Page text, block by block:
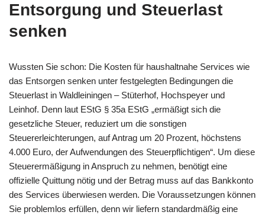
Entsorgung und Steuerlast
senken
Wussten Sie schon: Die Kosten für haushaltnahe Services wie
das Entsorgen senken unter festgelegten Bedingungen die
Steuerlast in Waldleiningen – Stüterhof, Hochspeyer und
Leinhof. Denn laut EStG § 35a EStG „ermäßigt sich die
gesetzliche Steuer, reduziert um die sonstigen
Steuererleichterungen, auf Antrag um 20 Prozent, höchstens
4.000 Euro, der Aufwendungen des Steuerpflichtigen“. Um diese
Steuerermäßigung in Anspruch zu nehmen, benötigt eine
offizielle Quittung nötig und der Betrag muss auf das Bankkonto
des Services überwiesen werden. Die Voraussetzungen können
Sie problemlos erfüllen, denn wir liefern standardmäßig eine